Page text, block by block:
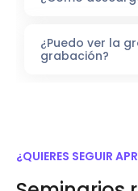
¿Puedo ver la
grabación?
¿QUIERES SEGUIR